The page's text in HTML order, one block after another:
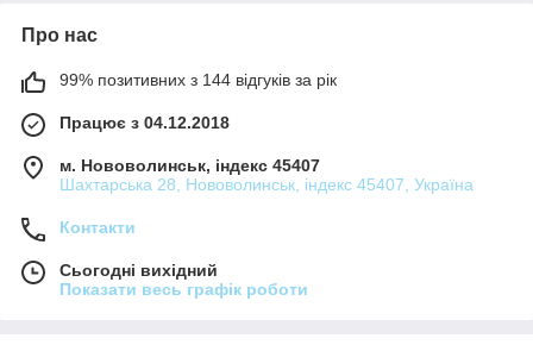
Про нас
99% позитивних з 144 відгуків за рік
Працює з 04.12.2018
м. Нововолинськ, індекс 45407
Шахтарська 28, Нововолинськ, індекс 45407, Україна
Контакти
Сьогодні вихідний
Показати весь графік роботи